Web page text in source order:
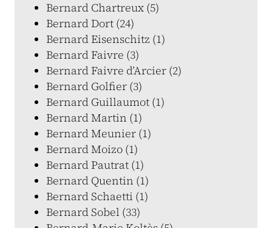
Bernard Chartreux (5)
Bernard Dort (24)
Bernard Eisenschitz (1)
Bernard Faivre (3)
Bernard Faivre d’Arcier (2)
Bernard Golfier (3)
Bernard Guillaumot (1)
Bernard Martin (1)
Bernard Meunier (1)
Bernard Moizo (1)
Bernard Pautrat (1)
Bernard Quentin (1)
Bernard Schaetti (1)
Bernard Sobel (33)